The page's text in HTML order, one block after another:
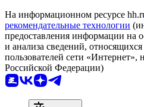
На информационном ресурсе
рекомендательные технологии
предоставления информации на
и анализа сведений,
пользователей сети «Интернет»,
Российской Федерации)